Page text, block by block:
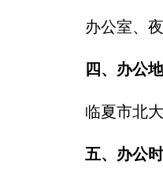
办公室、
四、办公
临夏市北
五、办公